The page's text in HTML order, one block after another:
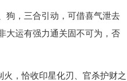
狗，三合引动，可借喜气泄去
大运有强力通关固不可为，否
，恰收印星化刃、官杀护财之